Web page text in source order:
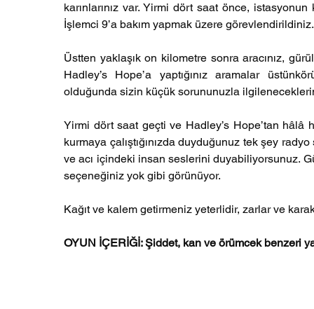
karınlarınız var. Yirmi dört saat önce,
İşlemci 9’a bakım yapmak üzere
Üstten yaklaşık on kilometre sonra aracınız,
Hadley’s Hope’a yaptığınız aramalar
olduğunda sizin küçük sorununuzla
Yirmi dört saat geçti ve Hadley’s Hope’tan hâlâ
kurmaya çalıştığınızda duyduğunuz tek şey
ve acı içindeki insan seslerini duyabiliyorsunuz.
seçeneğiniz yok gibi görünüyor.
Kağıt ve kalem getirmeniz yeterlidir, zarlar ve
OYUN İÇERİĞİ: Şiddet, kan ve örümcek benzeri